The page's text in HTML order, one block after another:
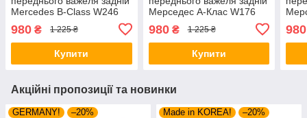
Mercedes B-Class W246
42021 , FE40977 ,
VKDS338008
980 ₴ 1 225 ₴
Купити
Мерседес А-Клас W176
(2011-). Правий. 42021 ,
FE40977 , VKDS338008
980₴ 1 225 ₴
Купити
980
Акційні пропозиції та новинки
GERMANY! –20% Made in KOREA!
–20%